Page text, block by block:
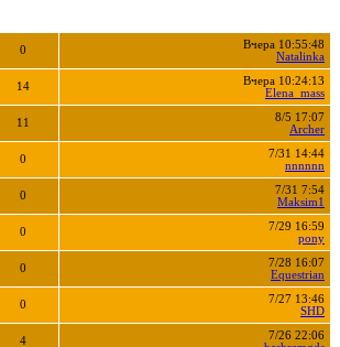
0
Вчера 10:55:48
Natalinka
14
Вчера 10:24:13
Elena_mass
11
8/5 17:07
Archer
0
7/31 14:44
nnnnnn
0
7/31 7:54
Maksim1
0
7/29 16:59
pony
0
7/28 16:07
Equestrian
0
7/27 13:46
SHD
4
7/26 22:06